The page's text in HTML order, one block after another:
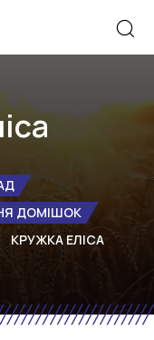
ДОМІШОК
КРУЖКА ЕЛІСА